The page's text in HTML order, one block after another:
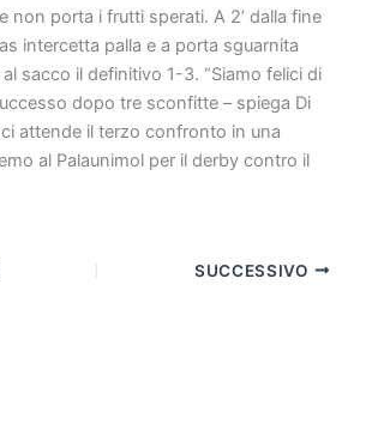
non porta i frutti sperati. A 2’ dalla fine
intercetta palla e a porta sguarnita
sacco il definitivo 1-3. “Siamo felici di
dopo tre sconfitte – spiega Di
attende il terzo confronto in una
al Palaunimol per il derby contro il
SUCCESSIVO